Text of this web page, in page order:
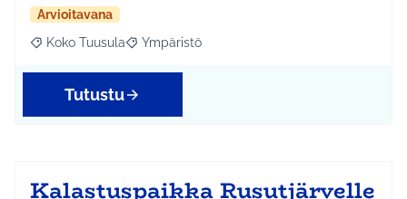
Arvioitavana
Rajaa tulokset aihepiirin mukaan: Koko Tuusula
Koko Tuusula Rajaa tulokset teeman mukaan: Ympäristö
Ympäristö
Tutustu
Kalastuspaikka Rusutjärvelle